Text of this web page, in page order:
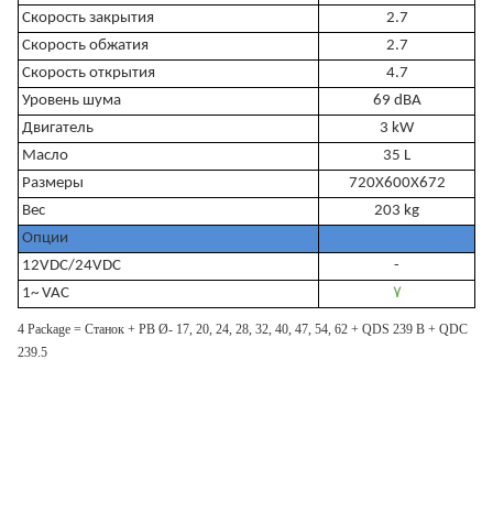
Скорость закрытия
2.7
Скорость обжатия
2.7
Скорость открытия
4.7
Уровень шума
69 dBA
Двигатель
3 kW
Масло
35 L
Размеры
720Х600Х672
Вес
203 kg
Опции
12VDC/24VDC
-
1~ VAC
٧
4 Package = Станок + PB Ø- 17, 20, 24, 28, 32, 40, 47, 54, 62 + QDS 239 B + QDC
239.5